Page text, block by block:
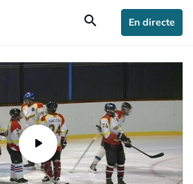
search En directe